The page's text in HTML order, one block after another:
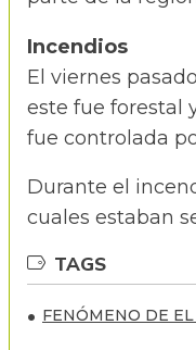
Incendios
El viernes
este fue forestal
fue controlada
Durante el
cuales estaban
TAGS
FENÓMENO DE